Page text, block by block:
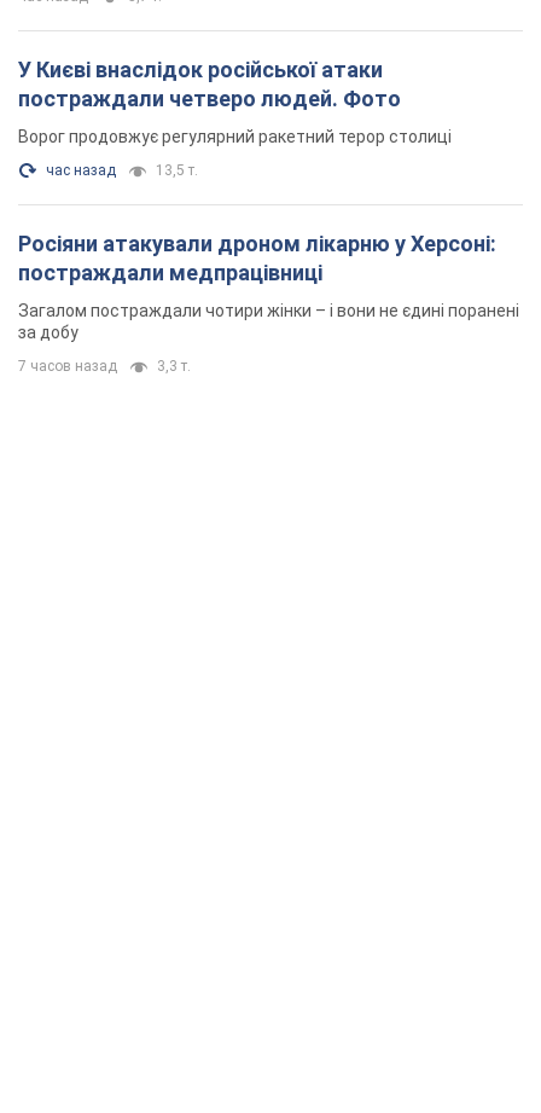
У Києві внаслідок російської атаки
постраждали четверо людей. Фото
Ворог продовжує регулярний ракетний терор столиці
час назад 13,5 т.
Росіяни атакували дроном лікарню у Херсоні:
постраждали медпрацівниці
Загалом постраждали чотири жінки – і вони не єдині поранені
за добу
7 часов назад 3,3 т.